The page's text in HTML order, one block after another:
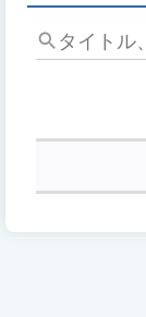
タ
イ
キ
ワ